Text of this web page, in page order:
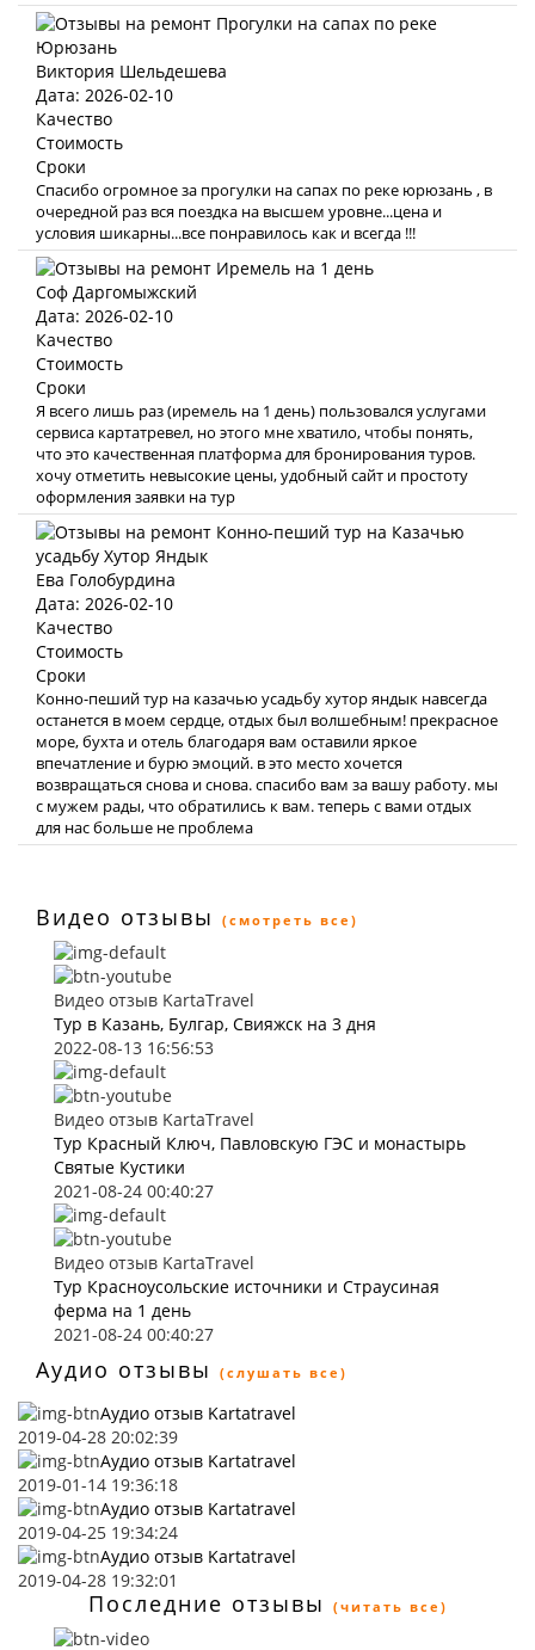
Виктория Шельдешева
Дата: 2026-02-10
Качество
Стоимость
Сроки
Спасибо огромное за прогулки на сапах по реке юрюзань , в
очередной раз вся поездка на высшем уровне...цена и
условия шикарны...все понравилось как и всегда !!!
Соф Даргомыжский
Дата: 2026-02-10
Качество
Стоимость
Сроки
Я всего лишь раз (иремель на 1 день) пользовался услугами
сервиса картатревел, но этого мне хватило, чтобы понять,
что это качественная платформа для бронирования туров.
хочу отметить невысокие цены, удобный сайт и простоту
оформления заявки на тур
Ева Голобурдина
Дата: 2026-02-10
Качество
Стоимость
Сроки
Конно-пеший тур на казачью усадьбу хутор яндык навсегда
останется в моем сердце, отдых был волшебным! прекрасное
море, бухта и отель благодаря вам оставили яркое
впечатление и бурю эмоций. в это место хочется
возвращаться снова и снова. спасибо вам за вашу работу. мы
с мужем рады, что обратились к вам. теперь с вами отдых
для нас больше не проблема
Видео отзывы (смотреть все)
Видео отзыв KartaTravel
Тур в Казань, Булгар, Свияжск на 3 дня
2022-08-13 16:56:53
Видео отзыв KartaTravel
Тур Красный Ключ, Павловскую ГЭС и монастырь
Святые Кустики
2021-08-24 00:40:27
Видео отзыв KartaTravel
Тур Красноусольские источники и Страусиная
ферма на 1 день
2021-08-24 00:40:27
Аудио отзывы (слушать все)
Аудио отзыв Kartatravel
2019-04-28 20:02:39
Аудио отзыв Kartatravel
2019-01-14 19:36:18
Аудио отзыв Kartatravel
2019-04-25 19:34:24
Аудио отзыв Kartatravel
2019-04-28 19:32:01
Последние отзывы (читать все)